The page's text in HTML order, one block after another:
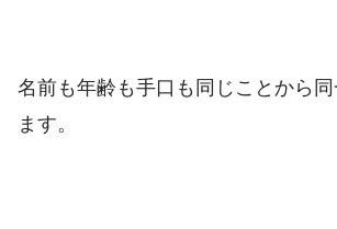
名前も年齢も手口も同じことから
ます。